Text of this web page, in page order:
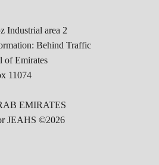
Industrial area 2
Behind Traffic
of Emirates
11074
EMIRATES
JEAHS ©2026